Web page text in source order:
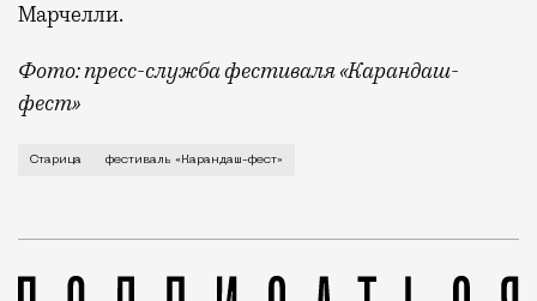
Марчелли.
Фото: пресс-служба фестиваля «Карандаш-
фест»
В минувший уикенд маленькая Старица в
Старица фестиваль «Карандаш-фест»